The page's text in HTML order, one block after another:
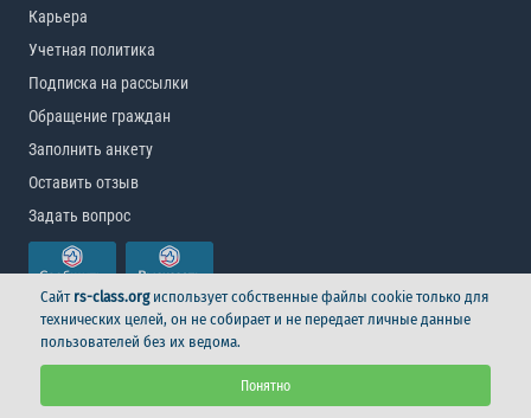
Карьера
Учетная политика
Подписка на рассылки
Обращение граждан
Заполнить анкету
Оставить отзыв
Задать вопрос
© Российский морской регистр судоходства, 2026
Логотип
Сайт rs-class.orgиспользует собственные файлы cookie только для
технических целей, он не собирает и не передает личные данные
пользователей без их ведома.
Понятно